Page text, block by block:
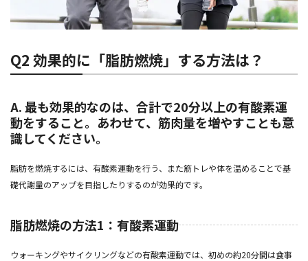
Q2 効果的に「脂肪燃焼」する方法は？
A. 最も効果的なのは、合計で20分以上の有酸素運
動をすること。あわせて、筋肉量を増やすことも意
識してください。
脂肪を燃焼するには、有酸素運動を行う、また筋トレや体を温めることで基
礎代謝量のアップを目指したりするのが効果的です。
脂肪燃焼の方法1：有酸素運動
ウォーキングやサイクリングなどの有酸素運動では、初めの約20分間は食事